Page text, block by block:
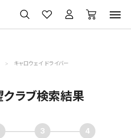
買取
無料査定
クーポン
一覧
キャロウェイ ドライバー
ラブ検索結果